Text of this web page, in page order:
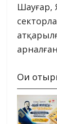
Шауғар,
Оқи